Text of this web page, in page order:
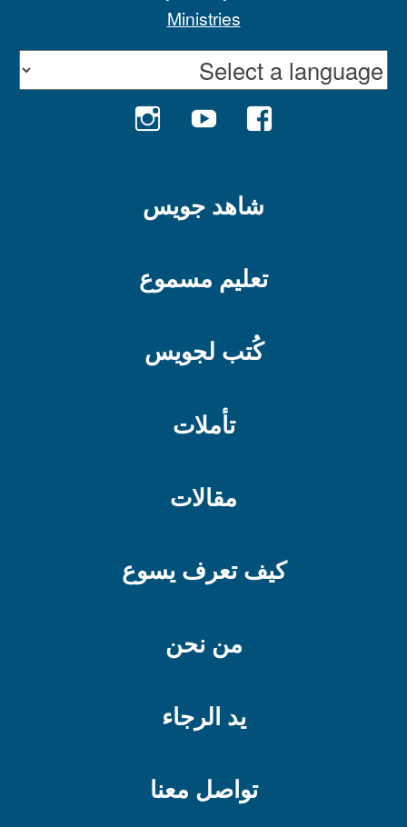
FACEBOOK
YOUTUBE
شاهد جويس
تعليم مسموع
كُتب لجويس
تأملات
مقالات
كيف تعرف يسوع
من نحن
يد الرجاء
تواصل معنا